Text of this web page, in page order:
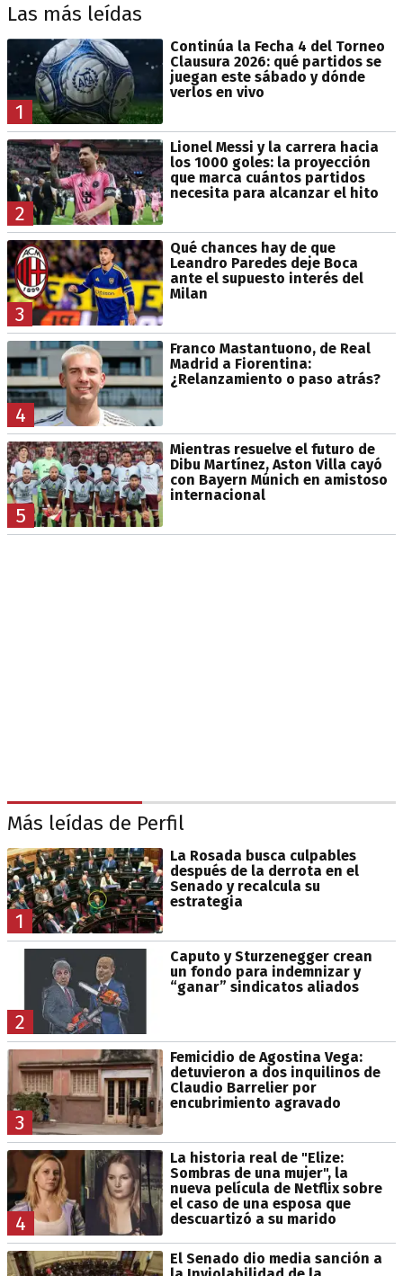
Las más leídas
1
Continúa la Fecha 4 del Torneo
Clausura 2026: qué partidos se
juegan este sábado y dónde
verlos en vivo
2
Lionel Messi y la carrera hacia
los 1000 goles: la proyección
que marca cuántos partidos
necesita para alcanzar el hito
3
Qué chances hay de que
Leandro Paredes deje Boca
ante el supuesto interés del
Milan
4
Franco Mastantuono, de Real
Madrid a Fiorentina:
¿Relanzamiento o paso atrás?
5
Mientras resuelve el futuro de
Dibu Martínez, Aston Villa cayó
con Bayern Múnich en amistoso
internacional
Más leídas de Perfil
1
La Rosada busca culpables
después de la derrota en el
Senado y recalcula su
estrategia
2
Caputo y Sturzenegger crean
un fondo para indemnizar y
“ganar” sindicatos aliados
3
Femicidio de Agostina Vega:
detuvieron a dos inquilinos de
Claudio Barrelier por
encubrimiento agravado
4
La historia real de "Elize:
Sombras de una mujer", la
nueva película de Netflix sobre
el caso de una esposa que
descuartizó a su marido
El Senado dio media sanción a